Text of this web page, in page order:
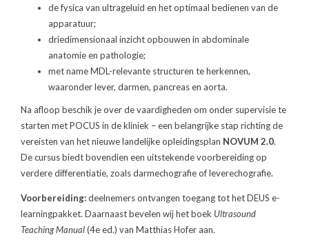
de fysica van ultrageluid en het optimaal bedienen van de
apparatuur;
driedimensionaal inzicht opbouwen in abdominale
anatomie en pathologie;
met name MDL-relevante structuren te herkennen,
waaronder lever, darmen, pancreas en aorta.
Na afloop beschik je over de vaardigheden om onder supervisie te
starten met POCUS in de kliniek – een belangrijke stap richting de
vereisten van het nieuwe landelijke opleidingsplan NOVUM 2.0.
De cursus biedt bovendien een uitstekende voorbereiding op
verdere differentiatie, zoals darmechografie of leverechografie.
Voorbereiding:deelnemers ontvangen toegang tot het DEUS e-
learningpakket. Daarnaast bevelen wij het boek Ultrasound
Teaching Manual(4e ed.) van Matthias Hofer aan.